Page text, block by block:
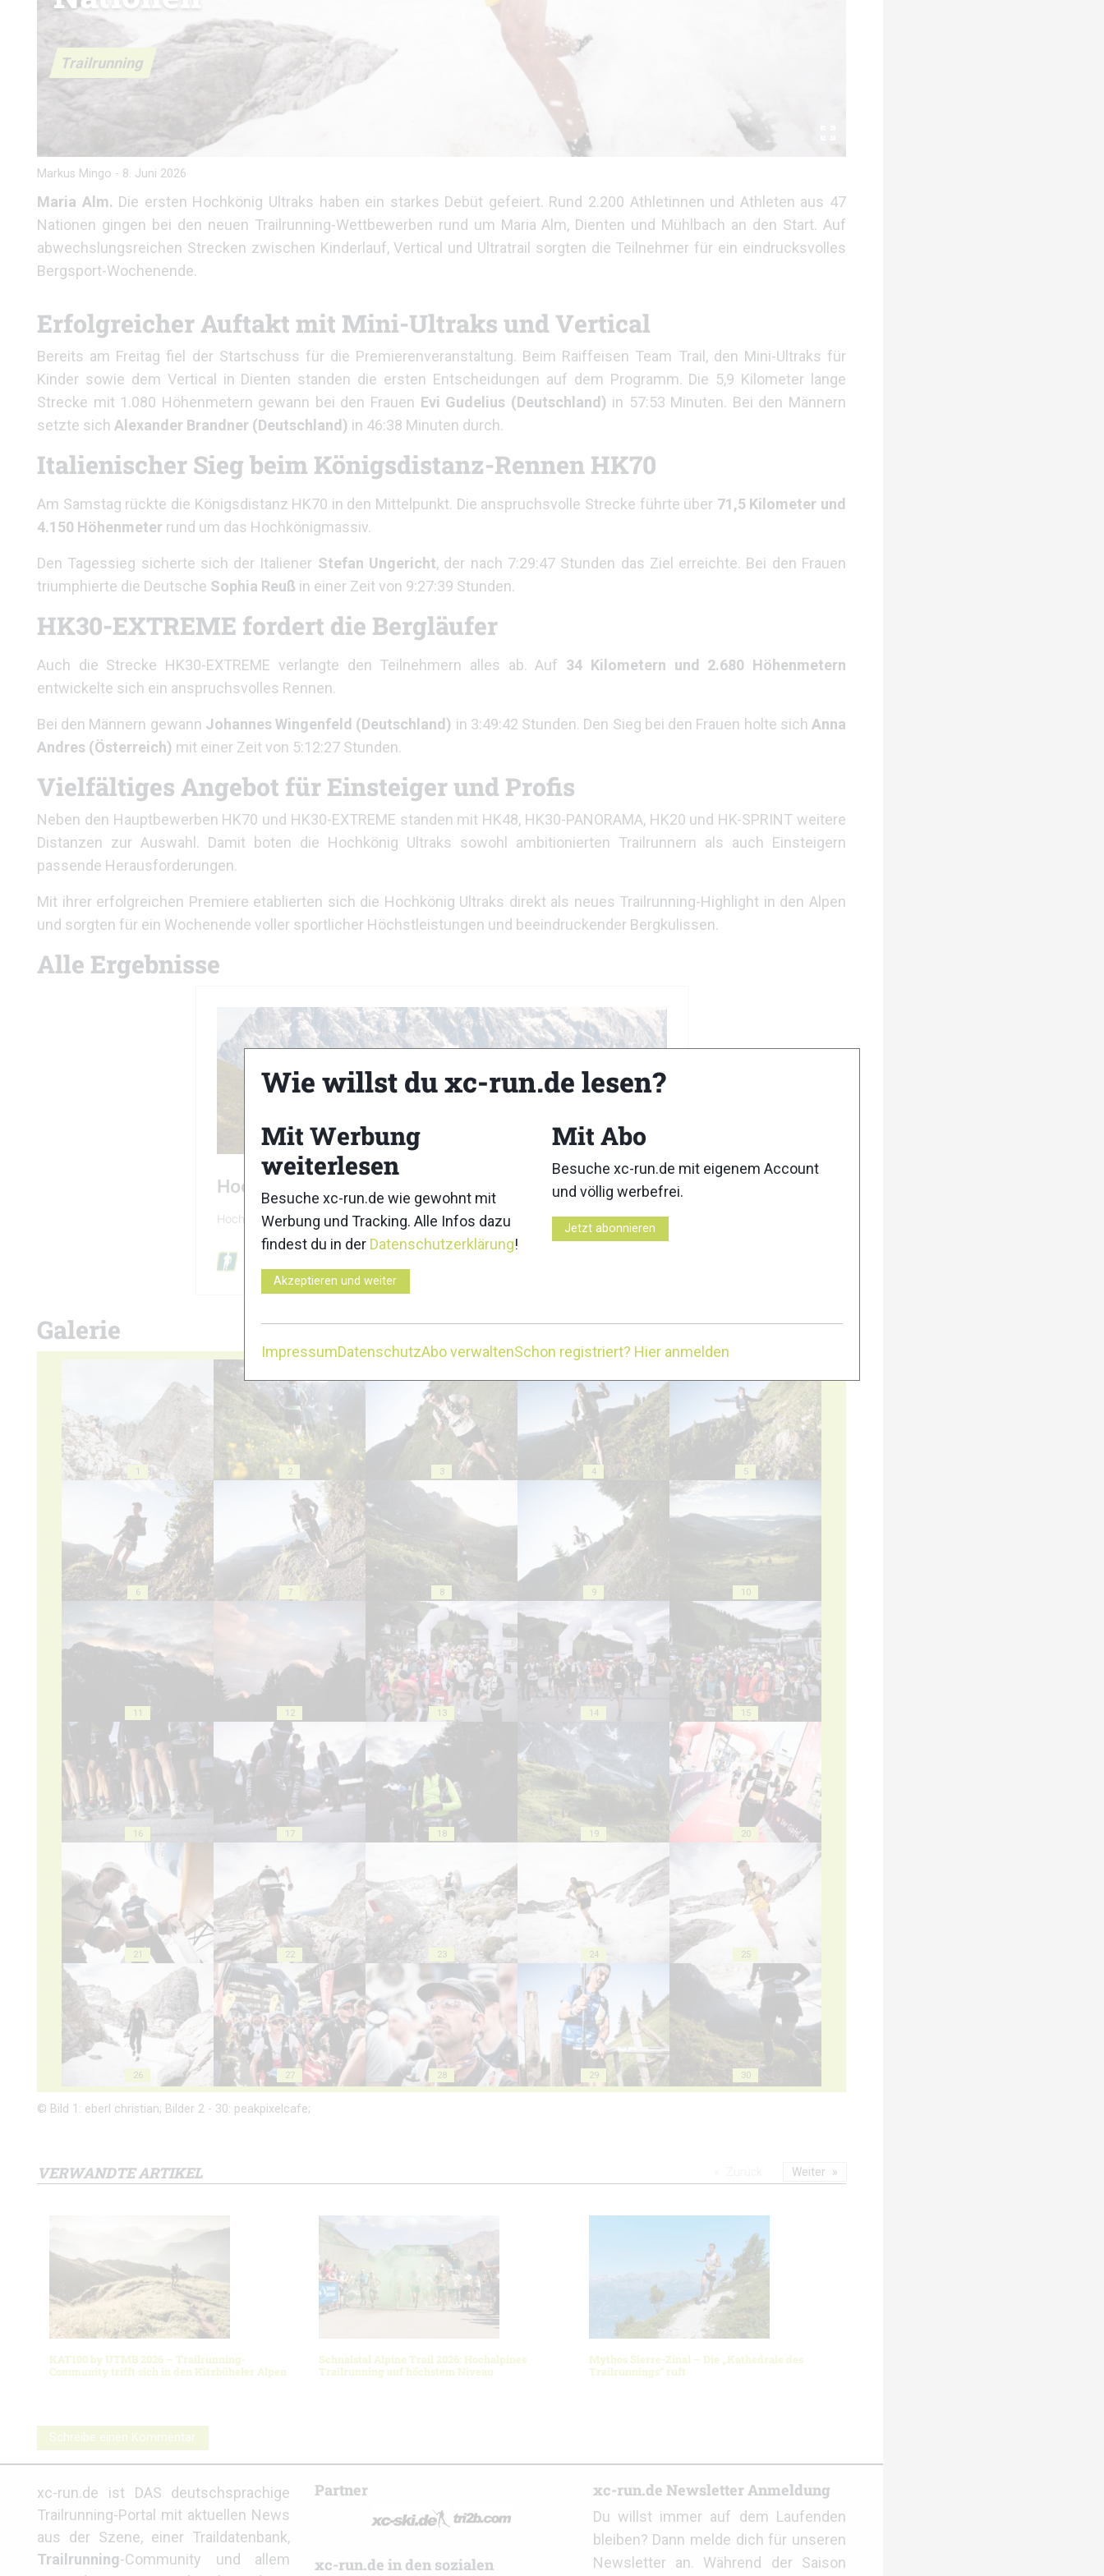
Trailrunning
Markus Mingo - 8. Juni 2026
Maria Alm. Die ersten Hochkönig Ultraks haben ein starkes Debüt gefeiert. Rund 2.200 Athletinnen und Athleten aus 47
Nationen gingen bei den neuen Trailrunning-Wettbewerben rund um Maria Alm, Dienten und Mühlbach an den Start. Auf
abwechslungsreichen Strecken zwischen Kinderlauf, Vertical und Ultratrail sorgten die Teilnehmer für ein eindrucksvolles
Bergsport-Wochenende.
Erfolgreicher Auftakt mit Mini-Ultraks und Vertical
Bereits am Freitag fiel der Startschuss für die Premierenveranstaltung. Beim Raiffeisen Team Trail, den Mini-Ultraks für
Kinder sowie dem Vertical in Dienten standen die ersten Entscheidungen auf dem Programm. Die 5,9 Kilometer lange
Strecke mit 1.080 Höhenmetern gewann bei den Frauen Evi Gudelius (Deutschland) in 57:53 Minuten. Bei den Männern
setzte sich Alexander Brandner (Deutschland) in 46:38 Minuten durch.
Italienischer Sieg beim Königsdistanz-Rennen HK70
Am Samstag rückte die Königsdistanz HK70 in den Mittelpunkt. Die anspruchsvolle Strecke führte über 71,5 Kilometer und
4.150 Höhenmeter rund um das Hochkönigmassiv.
Den Tagessieg sicherte sich der Italiener Stefan Ungericht, der nach 7:29:47 Stunden das Ziel erreichte. Bei den Frauen
triumphierte die Deutsche Sophia Reuß in einer Zeit von 9:27:39 Stunden.
HK30-EXTREME fordert die Bergläufer
Auch die Strecke HK30-EXTREME verlangte den Teilnehmern alles ab. Auf 34 Kilometern und 2.680 Höhenmetern
entwickelte sich ein anspruchsvolles Rennen.
Bei den Männern gewann Johannes Wingenfeld (Deutschland) in 3:49:42 Stunden. Den Sieg bei den Frauen holte sichAnna
Andres (Österreich) mit einer Zeit von 5:12:27 Stunden.
Vielfältiges Angebot für Einsteiger und Profis
Neben den Hauptbewerben HK70 und HK30-EXTREME standen mit HK48, HK30-PANORAMA, HK20 und HK-SPRINT weitere
Distanzen zur Auswahl. Damit boten die Hochkönig Ultraks sowohl ambitionierten Trailrunnern als auch Einsteigern
passende Herausforderungen.
Mit ihrer erfolgreichen Premiere etablierten sich die Hochkönig Ultraks direkt als neues Trailrunning-Highlight in den Alpen
und sorgten für ein Wochenende voller sportlicher Höchstleistungen und beeindruckender Bergkulissen.
Alle Ergebnisse
Galerie
1 2 3 4 5
6 7 8 9 10
11 12 13 14 15
16 17 18 19 20
21 22 23 24 25
26 27 28 29 30
© Bild 1: eberl christian; Bilder 2 - 30: peakpixelcafe;
VERWANDTE ARTIKEL
KAT100 by UTMB 2026 – Trailrunning-
Community trifft sich in den Kitzbüheler Alpen
Schnalstal Alpine Trail 2026: Hochalpines
Trailrunning auf höchstem Niveau
Mythos Sierre-Zinal – Die „Kathedrale des
Trailrunnings“ ruft
Weiter
Schreibe einen Kommentar
xc-run.de ist DAS deutschsprachige
Trailrunning-Portal mit aktuellen News
aus der Szene, einer Traildatenbank,
Trailrunning-Community und allem
Partner
xc-run.de in den sozialen
xc-run.de Newsletter Anmeldung
Du willst immer auf dem Laufenden
bleiben? Dann melde dich für unseren
Newsletter an. Während der Saison
Wie willst du xc-run.de lesen?
Mit Werbung
weiterlesen
Besuche xc-run.de wie gewohnt mit
Werbung und Tracking. Alle Infos dazu
findest du in der Datenschutzerklärung!
Akzeptieren und weiter
Mit Abo
Besuche xc-run.de mit eigenem Account
und völlig werbefrei.
Jetzt abonnieren
ImpressumDatenschutzAbo verwaltenSchon registriert? Hier anmelden